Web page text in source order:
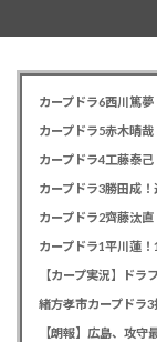
カープドラ4工藤泰
カープドラ2齊藤汰直
【カープ実況】ドラ
【朗報】広島、攻守